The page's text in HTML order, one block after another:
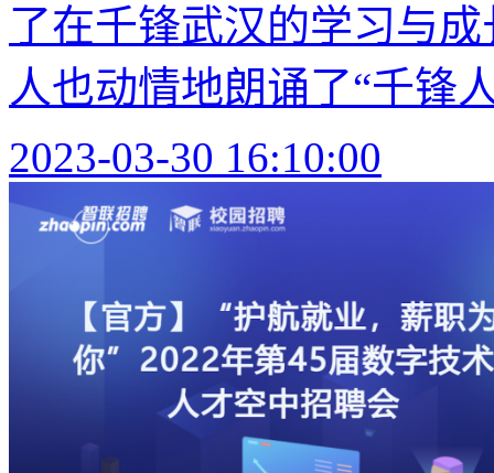
了在千锋武汉的学习与
人也动情地朗诵了“千锋
2023-03-30 16:10:00